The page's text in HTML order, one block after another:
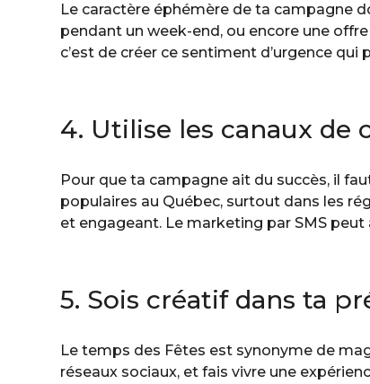
Le caractère éphémère de ta campagne
pendant un week-end, ou encore une
c’est de créer ce sentiment d’urgence qui
4. Utilise les canaux
Pour que ta campagne ait du succès, il
populaires au Québec, surtout dans les
et engageant. Le marketing par SMS
5. Sois créatif dans ta
Le temps des Fêtes est synonyme de
réseaux sociaux, et fais vivre une